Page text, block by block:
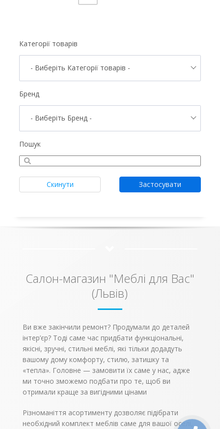
Категорії товарів
- Виберіть Категорії товарів -
Бренд
- Виберіть Бренд -
Пошук
Застосувати
Скинути
Салон-магазин "Меблі для Вас"
(Львів)
Ви вже закінчили ремонт? Продумали до деталей
інтер’єр? Тоді саме час придбати функціональні,
якісні, зручні, стильні меблі, які тільки додадуть
вашому дому комфорту, стилю, затишку та
«тепла». Головне — замовити їх саме у нас, адже
ми точно зможемо подбати про те, щоб ви
отримали краще за вигідними цінами
Різноманіття асортименту дозволяє підібрати
необхідний комплект меблів саме для вашої оселі,